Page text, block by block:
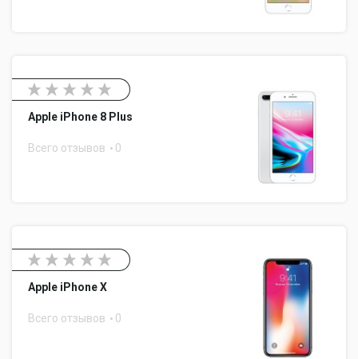
Apple iPhone 8 Plus
Всего отзывов 0
Apple iPhone X
Всего отзывов 0